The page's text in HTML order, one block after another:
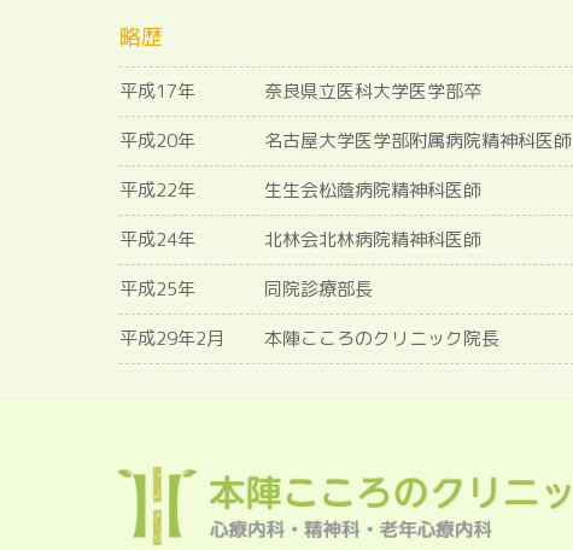
略歴
平成17年
奈良県立医科大学医学部卒
平成20年
名古屋大学医学部附属病院精神科医師
平成22年
生生会松蔭病院精神科医師
平成24年
北林会北林病院精神科医師
平成25年
同院診療部長
平成29年2月
本陣こころのクリニック院長